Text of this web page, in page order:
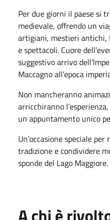
Per due giorni il paese si
medievale, offrendo un
artigiani, mestieri antichi,
e spettacoli. Cuore
suggestivo arrivo
Maccagno all’epoca
Non mancheranno
arricchiranno
un appuntamento unico
Un’occasione speciale
tradizione e condividere
sponde del Lago Maggiore.